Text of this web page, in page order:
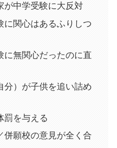
が中学受験に大反対
に関心はあるふりしつ
に無関心だったのに直
分）が子供を追い詰め
罰を与える
併願校の意見が全く合